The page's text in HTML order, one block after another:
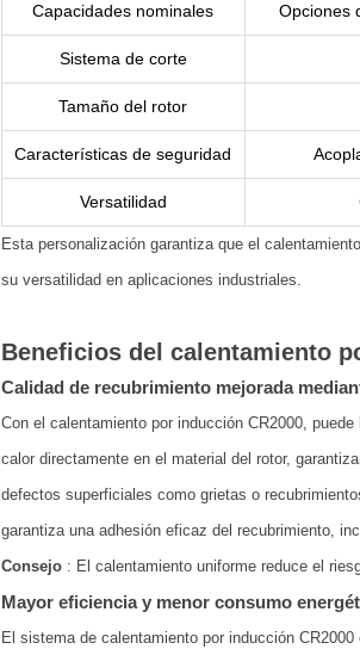
Capacidades nominales Opciones
Sistema de corte
Tamaño del rotor
Características de seguridad
Versatilidad
Esta personalización garantiza que el
su versatilidad en aplicaciones industriales.
Beneficios del calentamiento
Calidad de recubrimiento mejorada
Con el calentamiento por inducción CR2000,
calor directamente en el material del rotor,
defectos superficiales como grietas o
garantiza una adhesión eficaz del recubrimiento,
Consejo: El calentamiento uniforme reduce el
Mayor eficiencia y menor consumo
El sistema de calentamiento por inducción